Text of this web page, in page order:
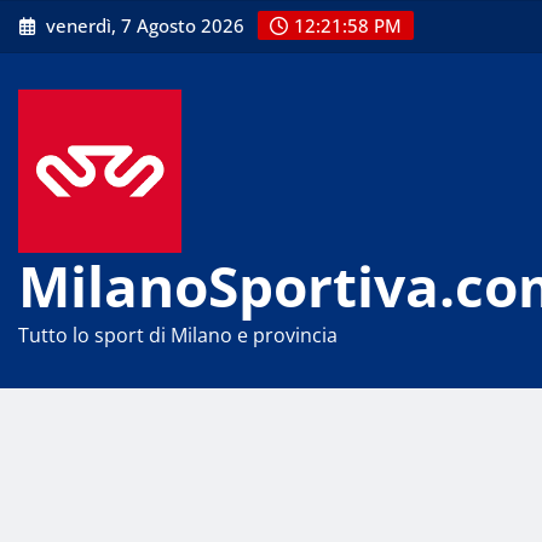
Skip
to
venerdì, 7 Agosto 2026 12:21:58 PM
Tutto lo sport di Milano e provincia